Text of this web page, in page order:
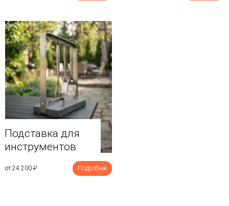
Подставка для
инструментов
от 24 200 ₽ Подробнее